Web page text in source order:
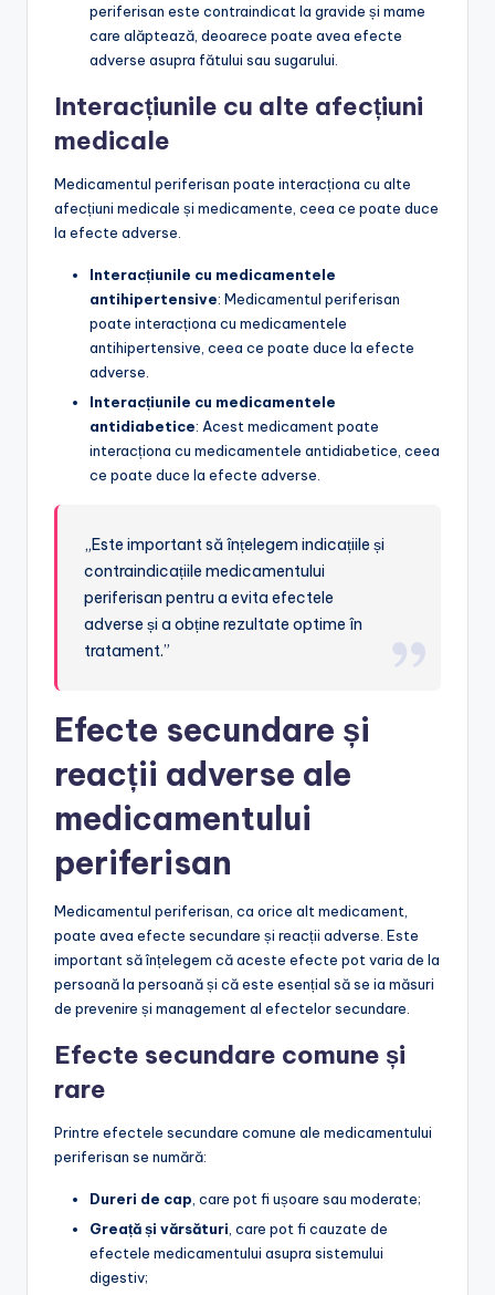
periferisan este contraindicat la gravide și mame
care alăptează, deoarece poate avea efecte
adverse asupra fătului sau sugarului.
Interacțiunile cu alte afecțiuni
medicale
Medicamentul periferisan poate interacționa cu alte
afecțiuni medicale și medicamente, ceea ce poate duce
la efecte adverse.
Interacțiunile cu medicamentele
antihipertensive: Medicamentul periferisan
poate interacționa cu medicamentele
antihipertensive, ceea ce poate duce la efecte
adverse.
Interacțiunile cu medicamentele
antidiabetice: Acest medicament poate
interacționa cu medicamentele antidiabetice, ceea
ce poate duce la efecte adverse.
„Este important să înțelegem indicațiile și
contraindicațiile medicamentului
periferisan pentru a evita efectele
adverse și a obține rezultate optime în
tratament.”
Efecte secundare și
reacții adverse ale
medicamentului
periferisan
Medicamentul periferisan, ca orice alt medicament,
poate avea efecte secundare și reacții adverse. Este
important să înțelegem că aceste efecte pot varia de la
persoană la persoană și că este esențial să se ia măsuri
de prevenire și management al efectelor secundare.
Efecte secundare comune și
rare
Printre efectele secundare comune ale medicamentului
periferisan se numără:
Dureri de cap , care pot fi ușoare sau moderate;
Greață și vărsături , care pot fi cauzate de
efectele medicamentului asupra sistemului
digestiv;